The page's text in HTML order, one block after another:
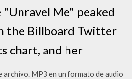
Me" peaked
the Billboard Twitter
chart, and her
archivo. MP3 en un formato de audio